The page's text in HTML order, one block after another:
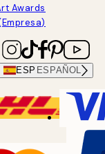
Awards
ESP ESPAÑOL